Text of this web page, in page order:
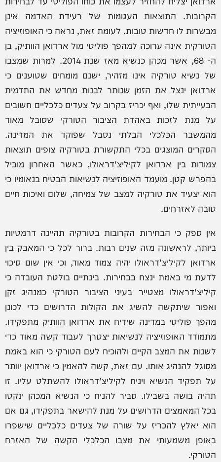
הקרובות. התוצאות העגומות של רעידת האדמה אינן
מבשרות לו חדשות טובות. לעומת זאת, נראה כי האופוזיציה
הטורקית אינה ערוכה למהפך פוליטי מול ארדואן הוותיק, בן
ה- 68, אשר מכהן כנשיא מאז שנת 2014. למרות שמצבו
של נשיא טורקיה אינו מזהיר, ישנם מומחים שטוענים כי
ארדואן ינצל את הזמן שנותר לבנות מחדש את התדמית
הבעייתית שלו, ואף יכריז בקרוב על צעדים כלכליים חשובים
על מנת לזכות באהדת הציבור הטורקי שסובל מאוד
מהמשבר הכלכלי הבלתי נסבל שפוקד את המדינה.
הסקרים המוצגים בכלי התקשורת בטורקיה צופים תוצאות
צמודות בין ארדואן לקיליצ'דראולו, כאשר האחרון מוביל
בהפרש קטן. מועמד האופוזיציה לנשיאות הבטיח בנאומיו כי
הוא יצעיד את טורקיה למצב של צמיחה, שלום ואיכות חיים
טובה לאזרחים.
אין ספק כי הבחירות הקרובות בטורקיה תהיינה דרמטיות
ביותר, לראשונה מזה שנים רבות. ברור לכל כי המאבק בין
ארדואן לקיליצ'דראולו יהיה צמוד מאוד, וכי אין שום סיכוי
לדעת מי באמת ינצח בבחירות. בינתיים בולטת העובדה כי
קיליצ'דראולו מצטייר בעיני הציבור הטורקי כמנהיג זקן
ואפור שיתקשה להשיג את הקולות הדרושים כדי לכונן
מהפך פוליטי במדינה שידיח את ארדואן הוותיק מתפקידו.
מתמודד האופוזיציה לנשיאות יצטרך לעבוד קשה מאוד כדי
לשנות את המצב הקיים ולהוכיח לעם הטורקי כי הוא באמת
מסוגל להנהיג אותו. עם זאת, קשה להאמין כי ארדואן יוותר
על תפקיד הנשיא ויניח לקיליצ'דראולו להשתלט עליו. זו
תהיה בושה בשבילו. סביר להניח כי הנשיא המכהן ינקטו
בכל המאמצים הדרושים על מנת להישאר בתפקידו, גם אם
הוא יאלץ להכריז על שורה של צעדים כלכליים שישפרו
באופן משמעותי את מצבו הכלכלי הקשה של האזרח
הטורקי.